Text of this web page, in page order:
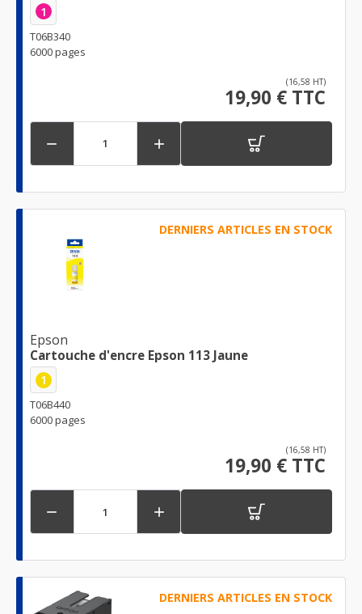
1
T06B340
6000 pages
(16,58 HT)
19,90 € TTC
 
DERNIERS ARTICLES EN STOCK
Epson
Cartouche d'encre Epson 113 Jaune
1
T06B440
6000 pages
(16,58 HT)
19,90 € TTC
 
DERNIERS ARTICLES EN STOCK